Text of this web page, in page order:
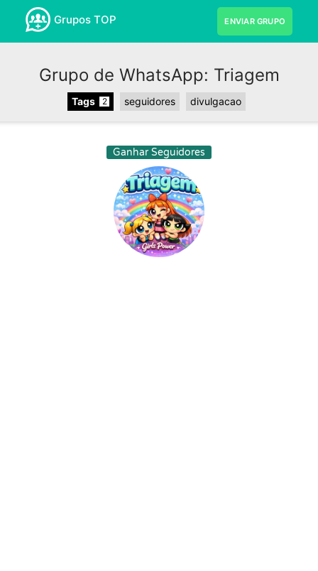
Grupos TOP ENVIAR GRUPO
Grupo de WhatsApp: Triagem
Tags 2 seguidores divulgacao
Ganhar Seguidores